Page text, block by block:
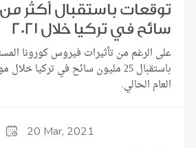
سائح في تركيا خلال 2021
على الرغم من تأثيرات فيروس كورونا
باستقبال 25 مليون سائح في تركيا
العام الحالي.
20 Mar, 2021